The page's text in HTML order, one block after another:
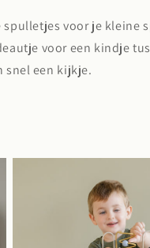
spulletjes voor je kleine
voor een kindje
snel een kijkje.